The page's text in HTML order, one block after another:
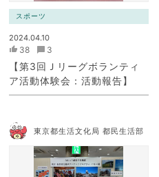
スポーツ
2024.04.10
38 3
【第3回Ｊリーグボランティ
ア活動体験会：活動報告】
東京都生活文化局 都民生活部